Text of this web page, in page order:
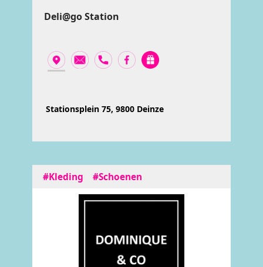
Deli@go Station
Stationsplein 75, 9800 Deinze
#Kleding #Schoenen